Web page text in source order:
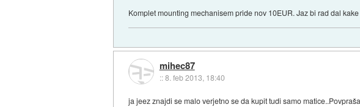
Komplet mounting mechanisem pride nov 10EUR. Jaz bi rad dal
mihec87
::8. feb 2013, 18:40
ja jeez znajdi se malo verjetno se da kupit tudi samo